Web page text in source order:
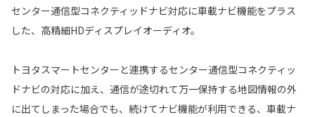
センター通信型コネクティッドナビ対応に車載ナビ機能をプラス
した、高精細HDディスプレイオーディオ。
トヨタスマートセンターと連携するセンター通信型コネクティッ
ドナビの対応に加え、通信が途切れて万一保持する地図情報の外
に出てしまった場合でも、続けてナビ機能が利用できる、車載ナ